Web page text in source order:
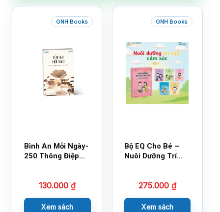
GNH Books
Bình An Mỗi Ngày-
250 Thông Điệp
130.000₫
Xem sách
GNH Books
Bộ EQ Cho Bé –
Nuôi Dưỡng Trí
275.000 ₫
Xem sách